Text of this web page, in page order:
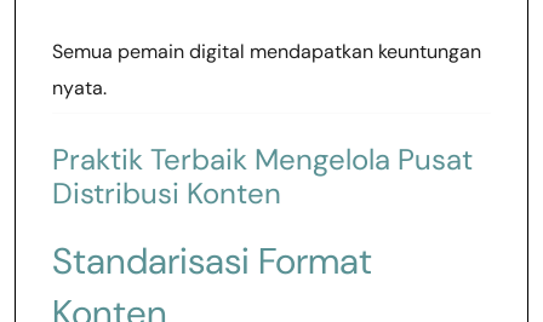
Semua pemain digital mendapatkan keuntungan
nyata.
Praktik Terbaik Mengelola Pusat
Distribusi Konten
Standarisasi Format